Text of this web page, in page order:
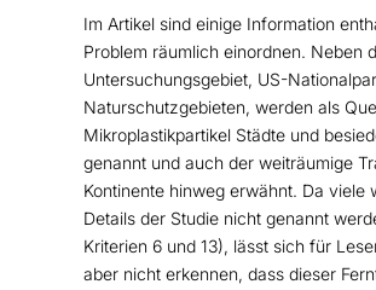
Im Artikel sind einige Information
Problem räumlich einordnen. Neben
Untersuchungsgebiet, US-
Naturschutzgebieten, werden als
Mikroplastikpartikel Städte und
genannt und auch der weiträumige
Kontinente hinweg erwähnt. Da viele
Details der Studie nicht genannt
Kriterien 6 und 13), lässt sich für
aber nicht erkennen, dass dieser